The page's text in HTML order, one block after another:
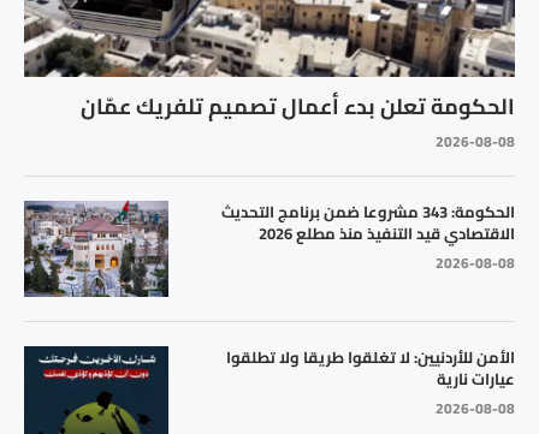
الحكومة تعلن بدء أعمال تصميم تلفريك عمّان
2026-08-08
الحكومة: 343 مشروعا ضمن برنامج التحديث
الاقتصادي قيد التنفيذ منذ مطلع 2026
2026-08-08
الأمن للأردنيين: لا تغلقوا طريقا ولا تطلقوا
عيارات نارية
2026-08-08